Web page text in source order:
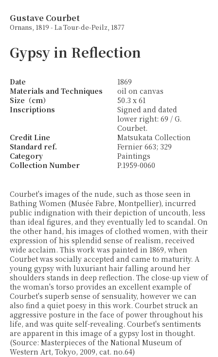
Gustave Courbet
Ornans, 1819 - La Tour-de-Peilz, 1877
Gypsy in Reflection
Date
1869
Materials and Techniques
oil on canvas
Size（cm）
50.3 x 61
Inscriptions
Signed and dated
lower right: 69 / G.
Courbet.
Credit Line
Matsukata Collection
Standard ref.
Fernier 663; 329
Category
Paintings
Collection Number
P.1959-0060
Courbet's images of the nude, such as those seen in
Bathing Women (Musée Fabre, Montpellier), incurred
public indignation with their depiction of uncouth, less
than ideal figures, and they eventually led to scandal. On
the other hand, his images of clothed women, with their
expression of his splendid sense of realism, received
wide acclaim. This work was painted in 1869, when
Courbet was socially accepted and came to maturity. A
young gypsy with luxuriant hair falling around her
shoulders stands in deep reflection. The close-up view of
the woman's torso provides an excellent example of
Courbet's superb sense of sensuality, however we can
also find a quiet poesy in this work. Courbet struck an
aggressive posture in the face of power throughout his
life, and was quite self-revealing. Courbet's sentiments
are apparent in this image of a gypsy lost in thought.
(Source: Masterpieces of the National Museum of
Western Art, Tokyo, 2009, cat. no.64)